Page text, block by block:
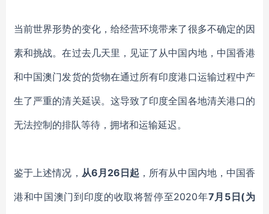
当前世界形势的变化，给经营环境带来了很多不确定的因
素和挑战。在过去几天里，见证了从中国内地，中国香港
和中国澳门发货的货物在通过所有印度港口运输过程中产
生了严重的清关延误。这导致了印度全国各地清关港口的
无法控制的排队等待，拥堵和运输延迟。
鉴于上述情况， 从6月26日起 ，所有从中国内地，中国香
港和中国澳门到印度的收取将暂停至2020年7月5日(为